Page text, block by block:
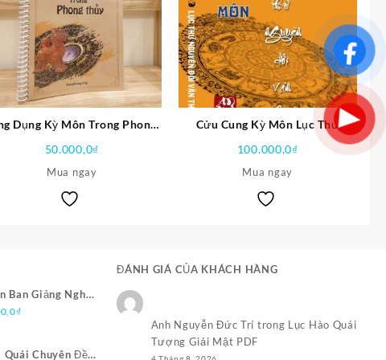
Dụng Kỳ Môn Trong Phong
50.000,0₫
Mua ngay
Cửu Cung Kỳ Môn Lục Thứ
Nguyên Đổi Vận Thuật PDF
100.000,0₫
Mua ngay
Ban Giảng Nghĩa
₫Giá
Quái Chuyên Đề
ĐÁNH GIÁ CỦA KHÁCH HÀNG
Anh Nguyễn Đức Trí trong Lục Hào Quái
Tượng Giải Mật PDF